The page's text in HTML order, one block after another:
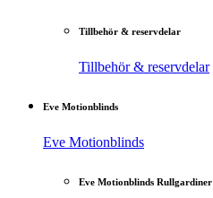
Tillbehör & reservdelar
Tillbehör & reservdelar
Eve Motionblinds
Eve Motionblinds
Eve Motionblinds Rullgardiner